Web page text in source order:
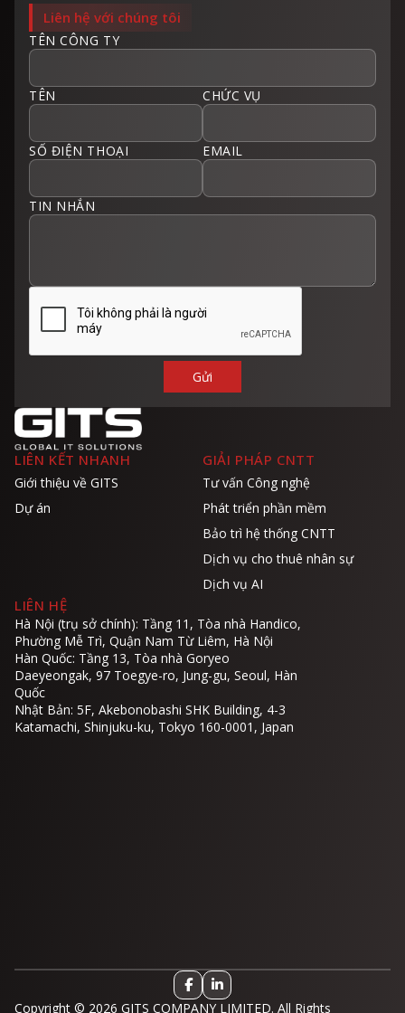
Liên hệ với chúng tôi
TÊN CÔNG TY
TÊN CHỨC VỤ
SỐ ĐIỆN THOẠI EMAIL
TIN NHẮN
LIÊN KẾT NHANH
Giới thiệu về GITS
Dự án
GIẢI PHÁP CNTT
Tư vấn Công nghệ
Phát triển phần mềm
Bảo trì hệ thống CNTT
Dịch vụ cho thuê nhân sự
Dịch vụ AI
LIÊN HỆ
Hà Nội (trụ sở chính): Tầng 11, Tòa nhà Handico,
Phường Mễ Trì, Quận Nam Từ Liêm, Hà Nội
Hàn Quốc: Tầng 13, Tòa nhà Goryeo
Daeyeongak, 97 Toegye-ro, Jung-gu, Seoul, Hàn
Quốc
Nhật Bản: 5F, Akebonobashi SHK Building, 4-3
Katamachi, Shinjuku-ku, Tokyo 160-0001, Japan
Copyright © 2026 GITS COMPANY LIMITED. All Rights